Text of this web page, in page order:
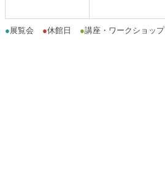
●展覧会 ●休館日 ●講座・ワークショップ